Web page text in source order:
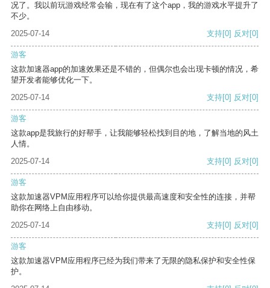
况了。我以前玩游戏经常会输，现在有了这个app，我的游戏水平提升了
不少。
2025-07-14
支持[0] 反对[0]
游客
这款加速器app的加速效果还是不错的，但偶尔也会出现卡顿的情况，希
望开发者能够优化一下。
2025-07-14
支持[0] 反对[0]
游客
这款app是我旅行的好帮手，让我能够轻松找到目的地，了解当地的风土
人情。
2025-07-14
支持[0] 反对[0]
游客
这款加速器VPM应用程序可以给你提供最高速度和安全性的连接，并帮
助你在网络上自由移动。
2025-07-14
支持[0] 反对[0]
游客
这款加速器VPM应用程序已经为我们带来了无限的隐私保护和安全性保
护。